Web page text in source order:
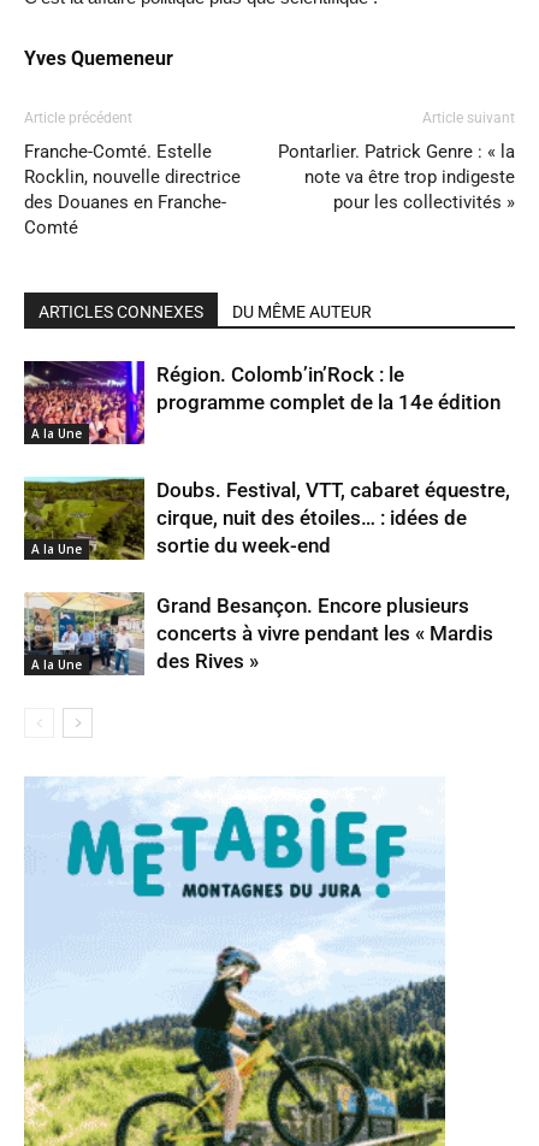
Yves Quemeneur
Article précédent
Franche-Comté. Estelle
Rocklin, nouvelle directrice
des Douanes en Franche-
Comté
Article suivant
Pontarlier. Patrick Genre : « la
note va être trop indigeste
pour les collectivités »
ARTICLES CONNEXES DU MÊME AUTEUR
A la Une
Région. Colomb’in’Rock : le
programme complet de la 14e édition
A la Une
Doubs. Festival, VTT, cabaret équestre,
cirque, nuit des étoiles… : idées de
sortie du week-end
A la Une
Grand Besançon. Encore plusieurs
concerts à vivre pendant les « Mardis
des Rives »